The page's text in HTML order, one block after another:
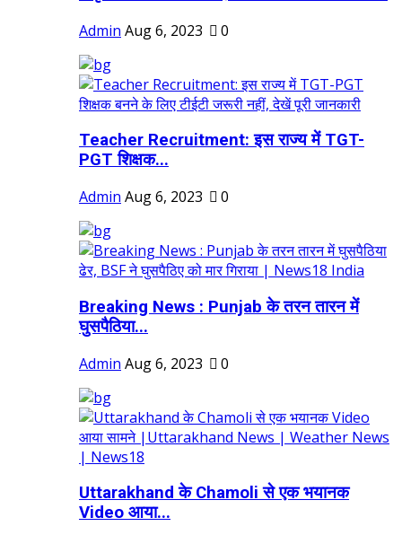
Admin Aug 6, 2023 0
Teacher Recruitment: इस राज्य में TGT-
PGT शिक्षक...
Admin Aug 6, 2023 0
Breaking News : Punjab के तरन तारन में
घुसपैठिया...
Admin Aug 6, 2023 0
Uttarakhand के Chamoli से एक भयानक
Video आया...